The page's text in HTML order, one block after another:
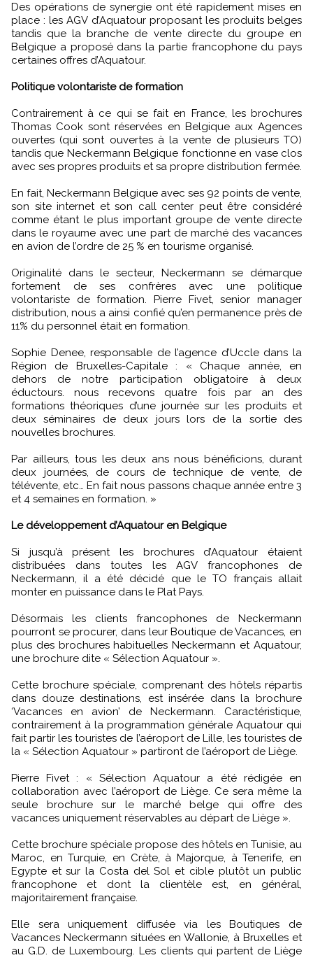
Des opérations de synergie ont été rapidement mises en
place : les AGV d’Aquatour proposant les produits belges
tandis que la branche de vente directe du groupe en
Belgique a proposé dans la partie francophone du pays
certaines offres d’Aquatour.
Politique volontariste de formation
Contrairement à ce qui se fait en France, les brochures
Thomas Cook sont réservées en Belgique aux Agences
ouvertes (qui sont ouvertes à la vente de plusieurs TO)
tandis que Neckermann Belgique fonctionne en vase clos
avec ses propres produits et sa propre distribution fermée.
En fait, Neckermann Belgique avec ses 92 points de vente,
son site internet et son call center peut être considéré
comme étant le plus important groupe de vente directe
dans le royaume avec une part de marché des vacances
en avion de l’ordre de 25 % en tourisme organisé.
Originalité dans le secteur, Neckermann se démarque
fortement de ses confrères avec une politique
volontariste de formation. Pierre Fivet, senior manager
distribution, nous a ainsi confié qu’en permanence près de
11% du personnel était en formation.
Sophie Denee, responsable de l’agence d’Uccle dans la
Région de Bruxelles-Capitale : « Chaque année, en
dehors de notre participation obligatoire à deux
éductours. nous recevons quatre fois par an des
formations théoriques d’une journée sur les produits et
deux séminaires de deux jours lors de la sortie des
nouvelles brochures.
Par ailleurs, tous les deux ans nous bénéficions, durant
deux journées, de cours de technique de vente, de
télévente, etc… En fait nous passons chaque année entre 3
et 4 semaines en formation. »
Le développement d’Aquatour en Belgique
Si jusqu’à présent les brochures d’Aquatour étaient
distribuées dans toutes les AGV francophones de
Neckermann, il a été décidé que le TO français allait
monter en puissance dans le Plat Pays.
Désormais les clients francophones de Neckermann
pourront se procurer, dans leur Boutique de Vacances, en
plus des brochures habituelles Neckermann et Aquatour,
une brochure dite « Sélection Aquatour ».
Cette brochure spéciale, comprenant des hôtels répartis
dans douze destinations, est insérée dans la brochure
‘Vacances en avion’ de Neckermann. Caractéristique,
contrairement à la programmation générale Aquatour qui
fait partir les touristes de l’aéroport de Lille, les touristes de
la « Sélection Aquatour » partiront de l’aéroport de Liège.
Pierre Fivet : « Sélection Aquatour a été rédigée en
collaboration avec l’aéroport de Liège. Ce sera même la
seule brochure sur le marché belge qui offre des
vacances uniquement réservables au départ de Liège ».
Cette brochure spéciale propose des hôtels en Tunisie, au
Maroc, en Turquie, en Crète, à Majorque, à Tenerife, en
Egypte et sur la Costa del Sol et cible plutôt un public
francophone et dont la clientèle est, en général,
majoritairement française.
Elle sera uniquement diffusée via les Boutiques de
Vacances Neckermann situées en Wallonie, à Bruxelles et
au G.D. de Luxembourg. Les clients qui partent de Liège